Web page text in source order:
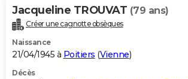
Jacqueline TROUVAT (79 ans)
Créer une cagnotte obsèques
Naissance
21/04/1945 à Poitiers (Vienne)
Décès